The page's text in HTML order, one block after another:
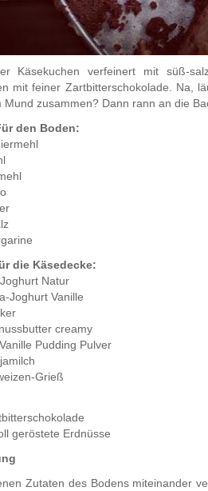
Käsekuchen verfeinert mit süß-
mit feiner Zartbitterschokolade. Na,
Mund zusammen? Dann rann an die
den Boden:
die Käsedecke:
Natur
Joghurt Vanille
creamy
Pudding Pulver
Grieß
geröstete Erdnüsse
Zutaten des Bodens miteinander